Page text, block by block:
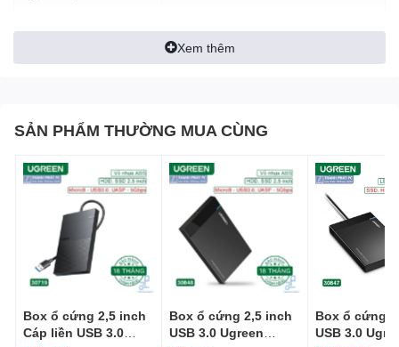
Nối dài tín hiệu HDMI 1080p bằng cáp mạng
CAT6
thanh.
Cáp CAT6: Yêu cầu cáp chất lượng tốt lõi chuẩn đồng (
Hỗ trợ cáp HDMI đầu vào 10M, HDMI đầu ra 10M, bạn nên
chọn Cáp HDMI loại tốt.
Bộ sản phẩm bao gồm 1 phát và 1 nhận
(cắm trực tiếp
không hỗ trợ Switch mạng)
Nguồn cấp:
Vỏ kim loại, màu xám
Công nghệ hỗ trợ
Xem thêm
SẢN PHẨM THƯỜNG MUA CÙNG
Box ổ cứng 2,5 inch
Cáp liền USB 3.0
Box ổ cứng 2,5 inch
USB 3.0 Ugreen
Box ổ cứng
USB 3.0